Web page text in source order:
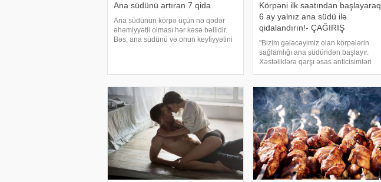
Ana südünü artıran 7 qida
Ana südünün körpə üçün nə qədər
əhəmiyyətli olması hər kəsə bəllidir.
Bəs, ana südünü və onun keyfiyyətini
Körpəni ilk saatından başlayaraq
6 ay yalnız ana südü ilə
qidalandırın!- ÇAĞIRIŞ
"Bizim gələcəyimiz olan körpələrin
sağlamlığı ana südündən başlayır.
Xəstəliklərə qarşı əsas anticisimləri
güclənməsinə kömək edir. Odur ki,
yeni doğulmu